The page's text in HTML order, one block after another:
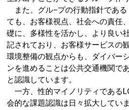
また、グル−プの行動指針である
ても、お客様視点、社会への責任
礎に、多様性を活かし、より良い
記されており、お客様サービスの
環境整備の観点からも、ダイバー
ンを進めることは公共交通機関で
と認識しています。
一方、性的マイノリティである
会的な課題認識は日々拡大してい